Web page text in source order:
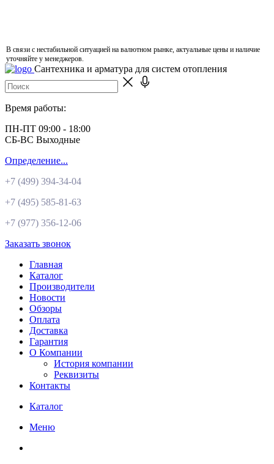
В связи с нестабильной ситуацией на валютном рынке, актуальные цены и наличие
уточняйте у менеджеров.
Сантехника и арматура для систем отопления
Время работы:
ПН-ПТ 09:00 - 18:00
СБ-ВС Выходные
Определение...
+7 (499) 394-34-04
+7 (495) 585-81-63
+7 (977) 356-12-06
Заказать звонок
Главная
Каталог
Производители
Новости
Обзоры
Оплата
Доставка
Гарантия
О Компании
История компании
Реквизиты
Контакты
Каталог
Меню